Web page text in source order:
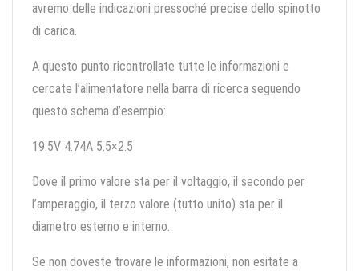
avremo delle indicazioni pressoché precise dello spinotto
di carica.
A questo punto ricontrollate tutte le informazioni e
cercate l’alimentatore nella barra di ricerca seguendo
questo schema d’esempio:
19.5V 4.74A 5.5×2.5
Dove il primo valore sta per il voltaggio, il secondo per
l’amperaggio, il terzo valore (tutto unito) sta per il
diametro esterno e interno.
Se non doveste trovare le informazioni, non esitate a